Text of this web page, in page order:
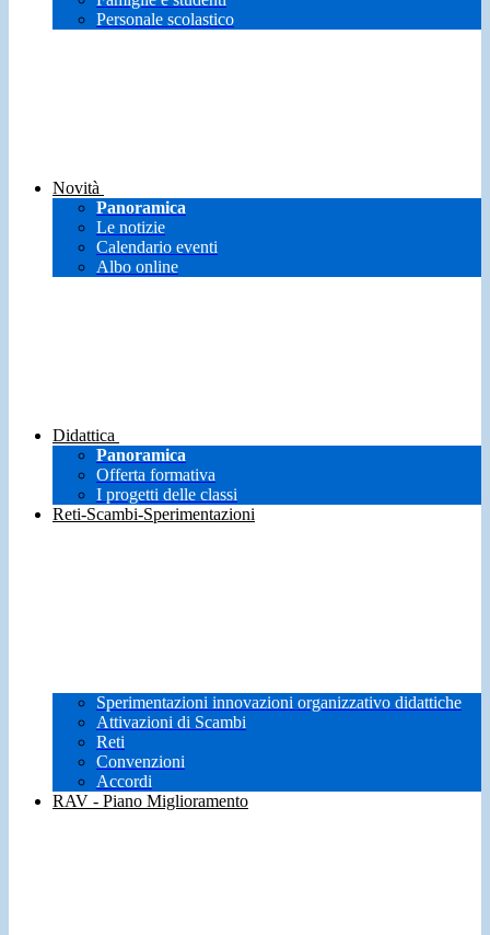
Personale scolastico
Novità
Panoramica
Le notizie
Calendario eventi
Albo online
Didattica
Panoramica
Offerta formativa
I progetti delle classi
Reti-Scambi-Sperimentazioni
Sperimentazioni innovazioni organizzativo didattiche
Attivazioni di Scambi
Reti
Convenzioni
Accordi
RAV - Piano Miglioramento